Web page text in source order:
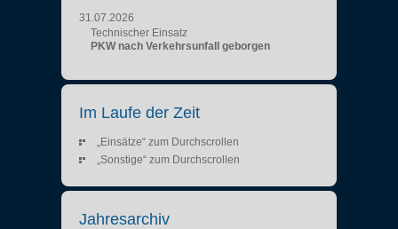
31.07.2026
Technischer Einsatz
PKW nach Verkehrsunfall geborgen
Im Laufe der Zeit
„Einsätze“ zum Durchscrollen
„Sonstige“ zum Durchscrollen
Jahresarchiv